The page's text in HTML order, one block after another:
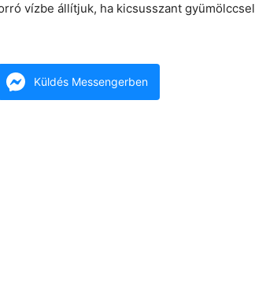
vízbe állítjuk, ha kicsusszant gyümölccsel
Küldés Messengerben